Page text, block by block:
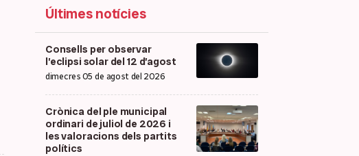
Últimes notícies
Consells per observar
l’eclipsi solar del 12 d’agost
dimecres 05 de agost del 2026
Crònica del ple municipal
ordinari de juliol de 2026 i
les valoracions dels partits
polítics